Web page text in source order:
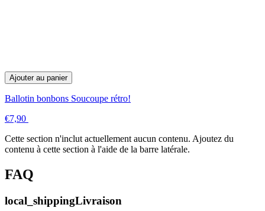
Ajouter au panier
Ballotin bonbons Soucoupe rétro!
€7,90
Cette section n'inclut actuellement aucun contenu. Ajoutez du
contenu à cette section à l'aide de la barre latérale.
FAQ
local_shippingLivraison